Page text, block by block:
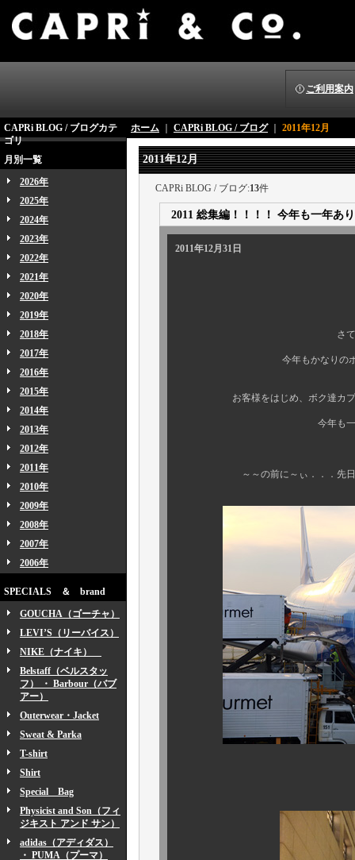
ご利用案内
CAPRi BLOG / ブログカテ
ゴリ
月別一覧
2026年
2025年
2024年
2023年
2022年
2021年
2020年
2019年
2018年
2017年
2016年
2015年
2014年
2013年
2012年
2011年
2010年
2009年
2008年
2007年
2006年
SPECIALS ＆ brand
GOUCHA（ゴーチャ）
LEVI’S（リーバイス）
NIKE（ナイキ）
Belstaff（ベルスタッ
フ） ・ Barbour（バブ
アー）
Outerwear・Jacket
Sweat & Parka
T-shirt
Shirt
Special Bag
Physicist and Son（フィ
ジキスト アンド サン）
adidas（アディダス）
・ PUMA（プーマ）
ホーム CAPRi BLOG / ブログ｜ 2011年12月
2011年12月
CAPRi BLOG / ブログ:13件
2011 総集編！！！！ 今年も一年あ
2011年12月31日
さてさて、毎年恒例
今年もかなりのボリューム
お客様をはじめ、ボク達カプリに
今年も一年、誠にあり
～～の前に～ぃ．．．先日のア